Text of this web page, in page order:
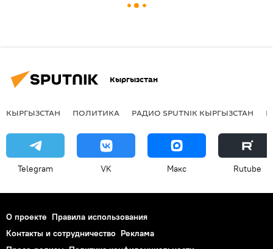
Кыргызстан
КЫРГЫЗСТАН ПОЛИТИКА РАДИО SPUTNIK КЫРГЫЗСТАН
Telegram VK Макс Rutube
О проекте Правила использования
Контакты и сотрудничество Реклама